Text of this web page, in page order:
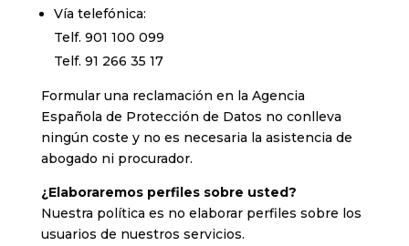
Vía telefónica:
Telf. 901 100 099
Telf. 91 266 35 17
Formular una reclamación en la Agencia
Española de Protección de Datos no conlleva
ningún coste y no es necesaria la asistencia de
abogado ni procurador.
¿Elaboraremos perfiles sobre usted?
Nuestra política es no elaborar perfiles sobre los
usuarios de nuestros servicios.